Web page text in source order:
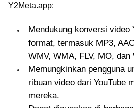
Y2Meta.app:
Mendukung konversi video
format, termasuk MP3,
WMV, WMA, FLV, MO, dan
Memungkinkan pengguna
ribuan video dari YouTube
mereka.